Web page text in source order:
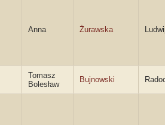
Anna Żurawska
Tomasz
Bolesław
Bujnowski